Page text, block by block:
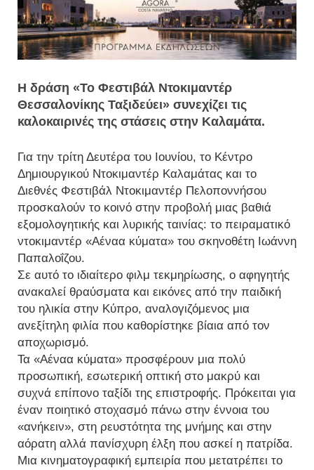
Η δράση «Το Φεστιβάλ Ντοκιμαντέρ
Θεσσαλονίκης Ταξιδεύει» συνεχίζει τις
καλοκαιρινές της στάσεις στην Καλαμάτα.
Για την τρίτη Δευτέρα του Ιουνίου, το Κέντρο
Δημιουργικού Ντοκιμαντέρ Καλαμάτας και το
Διεθνές Φεστιβάλ Ντοκιμαντέρ Πελοποννήσου
προσκαλούν το κοινό στην προβολή μιας βαθιά
εξομολογητικής και λυρικής ταινίας: το πειραματικό
ντοκιμαντέρ «Αέναα κύματα» του σκηνοθέτη Ιωάννη
Παπαλοΐζου.
Σε αυτό το ιδιαίτερο φιλμ τεκμηρίωσης, ο αφηγητής
ανακαλεί θραύσματα και εικόνες από την παιδική
του ηλικία στην Κύπρο, αναλογιζόμενος μια
ανεξίτηλη φιλία που καθορίστηκε βίαια από τον
αποχωρισμό.
Τα «Αέναα κύματα» προσφέρουν μια πολύ
προσωπική, εσωτερική οπτική στο μακρύ και
συχνά επίπονο ταξίδι της επιστροφής. Πρόκειται για
έναν ποιητικό στοχασμό πάνω στην έννοια του
«ανήκειν», στη ρευστότητα της μνήμης και στην
αόρατη αλλά πανίσχυρη έλξη που ασκεί η πατρίδα.
Μια κινηματογραφική εμπειρία που μετατρέπει το